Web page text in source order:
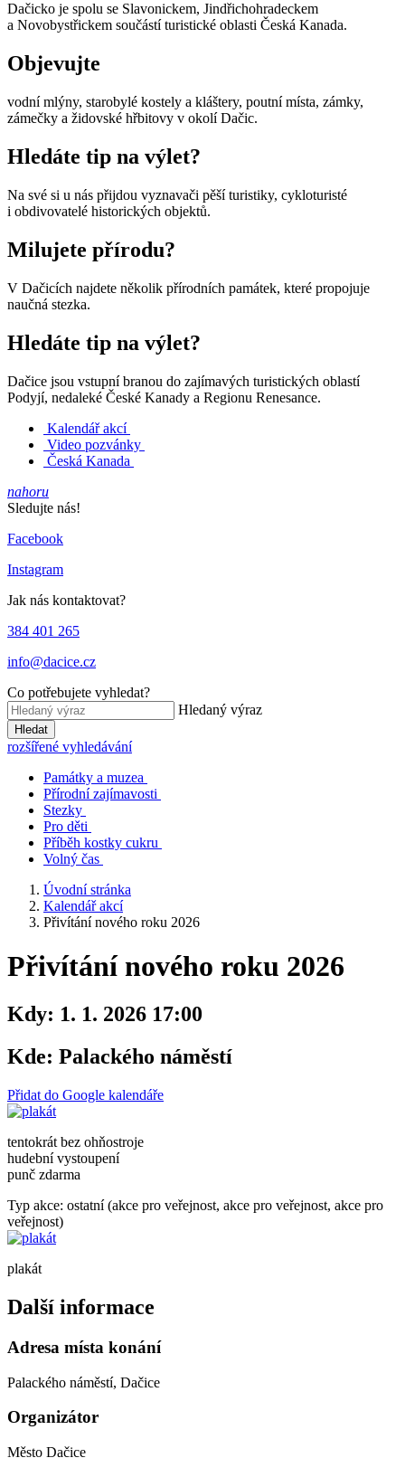
Dačicko je spolu se Slavonickem, Jindřichohradeckem
a Novobystřickem součástí turistické oblasti Česká Kanada.
Objevujte
vodní mlýny, starobylé kostely a kláštery, poutní místa, zámky,
zámečky a židovské hřbitovy v okolí Dačic.
Hledáte tip na výlet?
Na své si u nás přijdou vyznavači pěší turistiky, cykloturisté
i obdivovatelé historických objektů.
Milujete přírodu?
V Dačicích najdete několik přírodních památek, které propojuje
naučná stezka.
Hledáte tip na výlet?
Dačice jsou vstupní branou do zajímavých turistických oblastí
Podyjí, nedaleké České Kanady a Regionu Renesance.
Kalendář akcí
Video pozvánky
Česká Kanada
nahoru
Sledujte nás!
Facebook
Instagram
Jak nás kontaktovat?
384 401 265
info@dacice.cz
Co potřebujete vyhledat?
Hledaný výraz
Hledat
rozšířené vyhledávání
Památky a muzea
Přírodní zajímavosti
Stezky
Pro děti
Příběh kostky cukru
Volný čas
Úvodní stránka
Kalendář akcí
Přivítání nového roku 2026
Přivítání nového roku 2026
Kdy: 1. 1. 2026 17:00
Kde: Palackého náměstí
Přidat do Google kalendáře
tentokrát bez ohňostroje
hudební vystoupení
punč zdarma
Typ akce: ostatní (akce pro veřejnost, akce pro veřejnost, akce pro
veřejnost)
plakát
Další informace
Adresa místa konání
Palackého náměstí, Dačice
Organizátor
Město Dačice